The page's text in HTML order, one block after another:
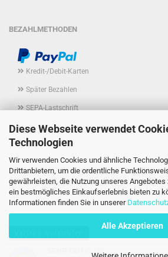
Diese Webseite verwendet
Technologien
Wir verwenden Cookies und ähnliche
Drittanbietern, um die ordentliche
gewährleisten, die Nutzung unseres
ein bestmögliches Einkaufserlebnis bieten zu
Informationen finden Sie in unserer
Alle Akzeptieren
BEZAHLMETHODEN
Kredit-/Debit-Karten
Später Bezahlen
SEPA-Lastschrift
Rechnungskauf
alternative Zahlarten
Banküberweisung (Vorkasse)
(5 / 5)